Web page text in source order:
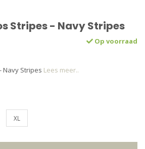
Stripes - Navy Stripes
Op voorraad
Navy Stripes Lees meer..
XL